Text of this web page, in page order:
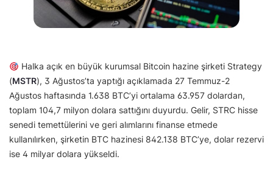
Halka açık en büyük kurumsal Bitcoin hazine şirketi Strategy
(MSTR), 3 Ağustos’ta yaptığı açıklamada 27 Temmuz-2
Ağustos haftasında 1.638 BTC’yi ortalama 63.957 dolardan,
toplam 104,7 milyon dolara sattığını duyurdu. Gelir, STRC hisse
senedi temettülerini ve geri alımlarını finanse etmede
kullanılırken, şirketin BTC hazinesi 842.138 BTC’ye, dolar rezervi
ise 4 milyar dolara yükseldi.